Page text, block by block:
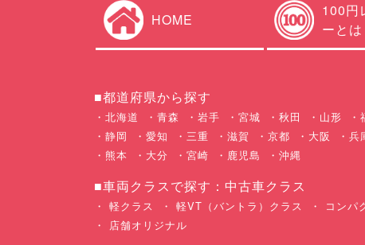
HOME
100円
ーとは
■都道府県から探す
北海道 青森 岩手 宮城 秋田 山形
静岡
愛知 三重 滋賀 京都 大阪 兵
熊本
大分 宮崎 鹿児島 沖縄
■車両クラスで探す：中古車クラス
軽クラス 軽VT（バントラ）クラス コンパ
店舗オリジナル